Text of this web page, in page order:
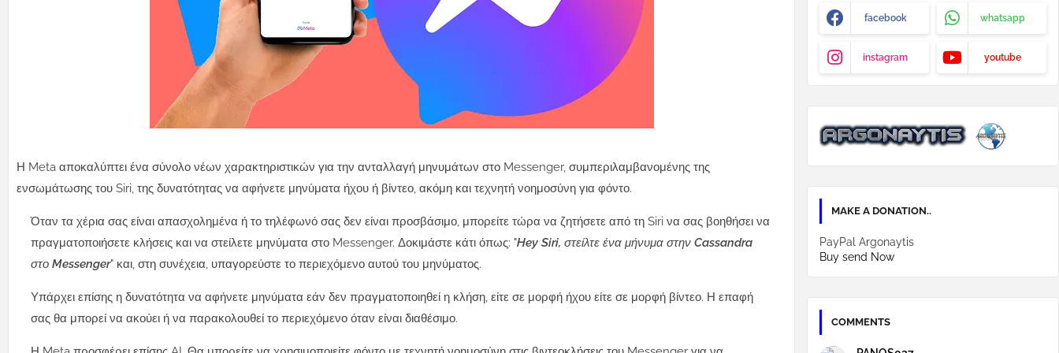
Η Meta αποκαλύπτει ένα σύνολο νέων χαρακτηριστικών για την ανταλλαγή μηνυμάτων στο Messenger, συμπεριλαμβανομένης της
ενσωμάτωσης του Siri, της δυνατότητας να αφήνετε μηνύματα ήχου ή βίντεο, ακόμη και τεχνητή νοημοσύνη για φόντο.
Όταν τα χέρια σας είναι απασχολημένα ή το τηλέφωνό σας δεν είναι προσβάσιμο, μπορείτε τώρα να ζητήσετε από τη Siri να σας βοηθήσει να
πραγματοποιήσετε κλήσεις και να στείλετε μηνύματα στο Messenger. Δοκιμάστε κάτι όπως: "Hey Siri, στείλτε ένα μήνυμα στην Cassandra
στο Messenger" και, στη συνέχεια, υπαγορεύστε το περιεχόμενο αυτού του μηνύματος.
Υπάρχει επίσης η δυνατότητα να αφήνετε μηνύματα εάν δεν πραγματοποιηθεί η κλήση, είτε σε μορφή ήχου είτε σε μορφή βίντεο. Η επαφή
σας θα μπορεί να ακούει ή να παρακολουθεί το περιεχόμενο όταν είναι διαθέσιμο.
facebook whatsapp
instagram youtube
MAKE A DONATION..
PayPal Argonaytis
Buy send Now
COMMENTS